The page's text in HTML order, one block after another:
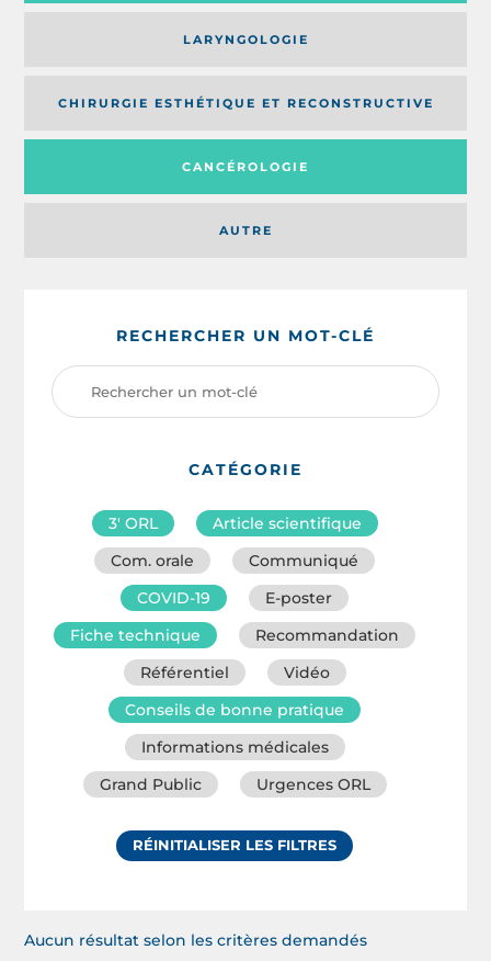
AUTRE
LARYNGOLOGIE
CHIRURGIE ESTHÉTIQUE ET RECONSTRUCTIVE
CANCÉROLOGIE
RECHERCHER UN MOT-CLÉ
CATÉGORIE
3′ ORL
Article scientifique
Com. orale
Communiqué
COVID-19
E-poster
Fiche technique
Recommandation
Référentiel
Vidéo
Conseils de bonne pratique
Informations médicales
Grand Public
Urgences ORL
RÉINITIALISER LES FILTRES
Aucun résultat selon les critères demandés